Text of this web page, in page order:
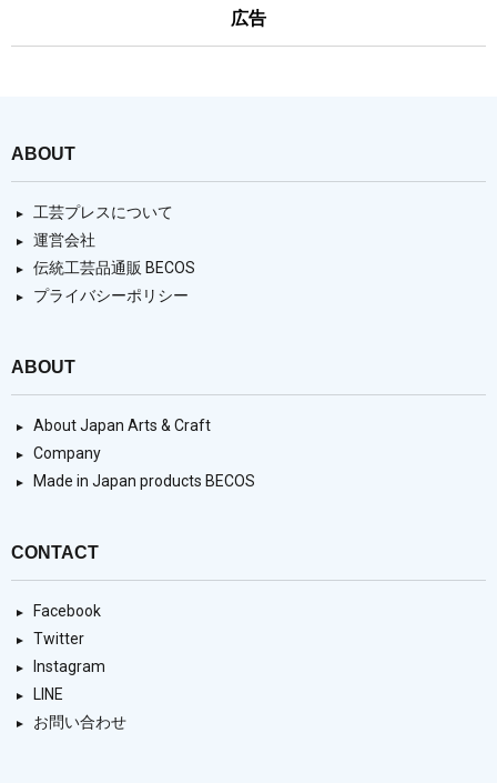
広告
ABOUT
工芸プレスについて
運営会社
伝統工芸品通販 BECOS
プライバシーポリシー
ABOUT
About Japan Arts & Craft
Company
Made in Japan products BECOS
CONTACT
Facebook
Twitter
Instagram
LINE
お問い合わせ